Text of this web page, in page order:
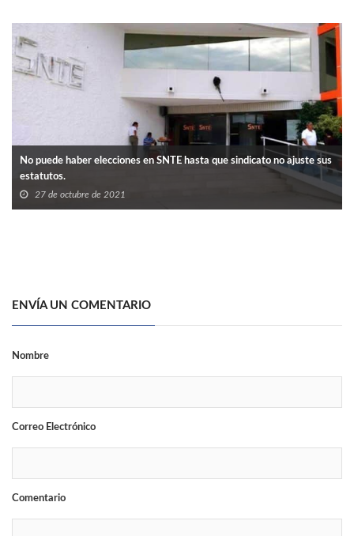
No puede haber elecciones en SNTE hasta que sindicato no ajuste sus
estatutos.
27 de octubre de 2021
ENVÍA UN COMENTARIO
Nombre
Correo Electrónico
Comentario